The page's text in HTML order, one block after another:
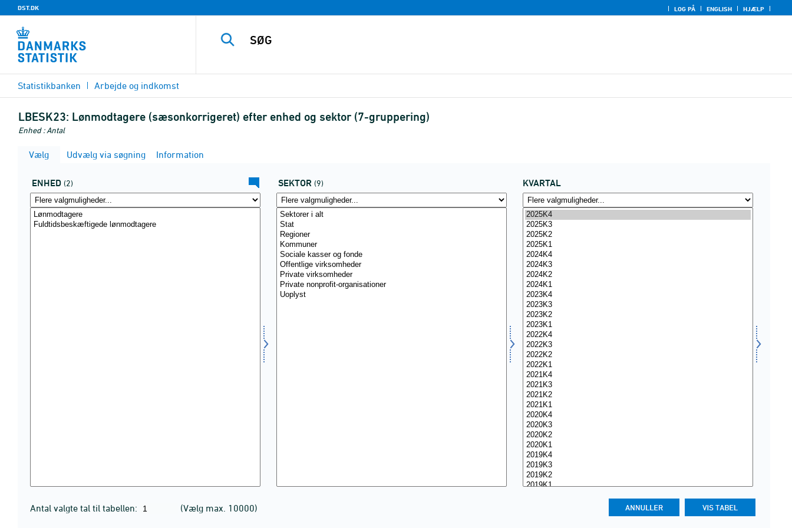
DST.DK LOG PÅ ENGLISH HJÆLP
Statistikbanken Arbejde og indkomst
LBESK23: Lønmodtagere (sæsonkorrigeret) efter enhed og sektor (7-gruppering)
Enhed : Antal
Vælg Udvælg via søgning Information
ENHED (2) SEKTOR (9) KVARTAL
Antal valgte tal til tabellen: (Vælg max. 10000)